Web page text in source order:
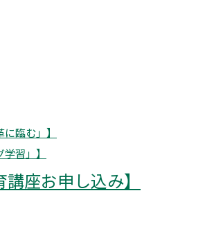
臨む」】
習」】
座お申し込み】